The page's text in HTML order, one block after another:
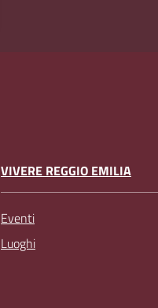
VIVERE REGGIO EMILIA
Eventi
Luoghi